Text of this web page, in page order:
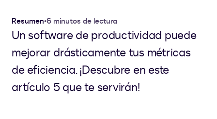
Resumen•6 minutos de lectura
Un software de productividad puede
mejorar drásticamente tus métricas
de eficiencia. ¡Descubre en este
artículo 5 que te servirán!